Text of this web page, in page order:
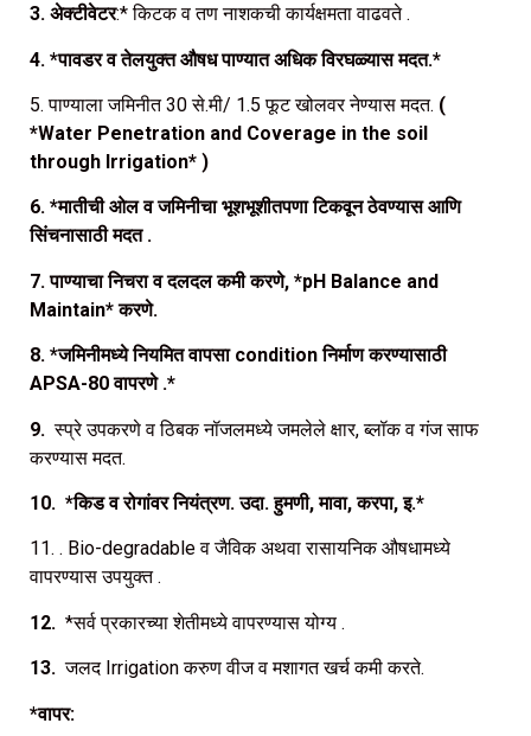
3. अेक्टीवेटर:* किटक व तण नाशकची कार्यक्षमता वाढवते .
4. *पावडर व तेलयुक्त औषध पाण्यात अधिक विरघळ्यास मदत.*
5. पाण्याला जमिनीत 30 से.मी/ 1.5 फूट खोलवर नेण्यास मदत. (
*Water Penetration and Coverage in the soil
through Irrigation* )
6. *मातीची ओल व जमिनीचा भूशभूशीतपणा टिकवून ठेवण्यास आणि
सिंचनासाठी मदत .
7. पाण्याचा निचरा व दलदल कमी करणे, *pH Balance and
Maintain* करणे.
8. *जमिनीमध्ये नियमित वापसा condition निर्माण करण्यासाठी
APSA-80 वापरणे .*
9. स्प्रे उपकरणे व ठिबक नॉजलमध्ये जमलेले क्षार, ब्लॉक व गंज साफ
करण्यास मदत.
10. *किड व रोगांवर नियंत्रण. उदा. हुमणी, मावा, करपा, इ.*
11. . Bio-degradable व जैविक अथवा रासायनिक औषधामध्ये
वापरण्यास उपयुक्त .
12. *सर्व प्रकारच्या शेतीमध्ये वापरण्यास योग्य .
13. जलद Irrigation करुण वीज व मशागत खर्च कमी करते.
*वापर: